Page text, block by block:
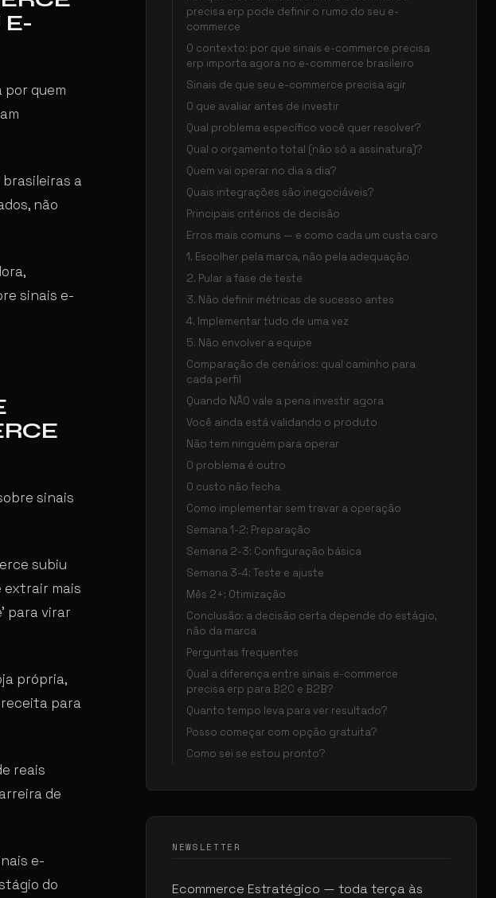
E-
quem
brasileiras a
não
sinais e-
sinais
subiu
extrair mais
para virar
própria,
receita para
reais
de
e-
do
precisa erp pode definir o rumo do seu e-
commerce
O contexto: por que sinais e-commerce precisa
erp importa agora no e-commerce brasileiro
Sinais de que seu e-commerce precisa agir
O que avaliar antes de investir
Qual problema específico você quer resolver?
Qual o orçamento total (não só a assinatura)?
Quem vai operar no dia a dia?
Quais integrações são inegociáveis?
Principais critérios de decisão
Erros mais comuns — e como cada um custa caro
1. Escolher pela marca, não pela adequação
2. Pular a fase de teste
3. Não definir métricas de sucesso antes
4. Implementar tudo de uma vez
5. Não envolver a equipe
Comparação de cenários: qual caminho para
cada perfil
Quando NÃO vale a pena investir agora
Você ainda está validando o produto
Não tem ninguém para operar
O problema é outro
O custo não fecha
Como implementar sem travar a operação
Semana 1-2: Preparação
Semana 2-3: Configuração básica
Semana 3-4: Teste e ajuste
Mês 2+: Otimização
Conclusão: a decisão certa depende do estágio,
não da marca
Perguntas frequentes
Qual a diferença entre sinais e-commerce
precisa erp para B2C e B2B?
Quanto tempo leva para ver resultado?
Posso começar com opção gratuita?
Como sei se estou pronto?
NEWSLETTER
Ecommerce Estratégico — toda terça às